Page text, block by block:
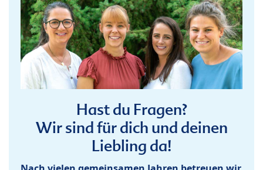
Hast du Fragen?
Wir sind für dich und deinen
Liebling da!